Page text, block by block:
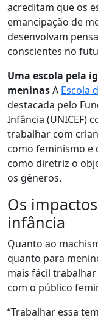
acreditam que os
emancipação de
desenvolvam
conscientes no
Uma escola pela
meninasA Escola
destacada pelo
Infância (UNICEF)
trabalhar com
como feminismo e
como diretriz o
os gêneros.
Os
infância
Quanto ao
quanto para
mais fácil
com o público
“Trabalhar essa